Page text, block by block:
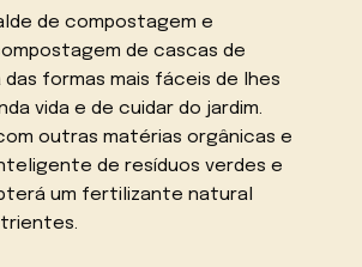
de compostagem e
de cascas de
das formas mais fáceis de lhes
vida e de cuidar do jardim.
outras matérias orgânicas e
de resíduos verdes e
um fertilizante natural